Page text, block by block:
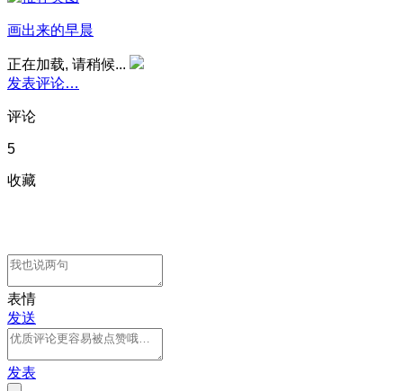
画出来的早晨
正在加载, 请稍候...
发表评论…
评论
5
收藏
表情
发送
发表